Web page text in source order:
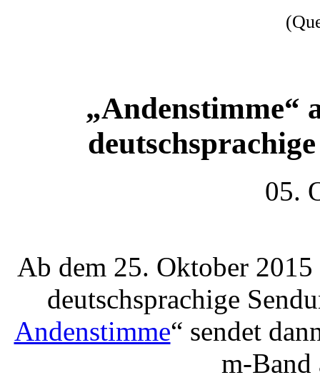
„Andenstimme“
05.
Ab dem 25. Oktober
deutschsprachige
Andenstimme“ sendet
m-Band